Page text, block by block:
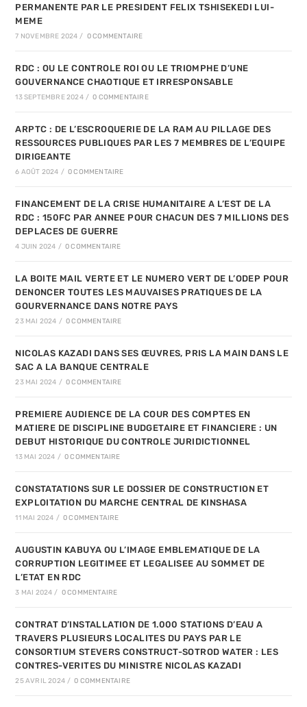
PERMANENTE PAR LE PRESIDENT FELIX TSHISEKEDI LUI-
MEME
7 NOVEMBRE 2024 / 0 COMMENTAIRE
RDC : OU LE CONTROLE ROI OU LE TRIOMPHE D’UNE
GOUVERNANCE CHAOTIQUE ET IRRESPONSABLE
13 SEPTEMBRE 2024 / 0 COMMENTAIRE
ARPTC : DE L’ESCROQUERIE DE LA RAM AU PILLAGE DES
RESSOURCES PUBLIQUES PAR LES 7 MEMBRES DE L’EQUIPE
DIRIGEANTE
6 AOÛT 2024 / 0 COMMENTAIRE
FINANCEMENT DE LA CRISE HUMANITAIRE A L’EST DE LA
RDC : 150FC PAR ANNEE POUR CHACUN DES 7 MILLIONS DES
DEPLACES DE GUERRE
4 JUIN 2024 / 0 COMMENTAIRE
LA BOITE MAIL VERTE ET LE NUMERO VERT DE L’ODEP POUR
DENONCER TOUTES LES MAUVAISES PRATIQUES DE LA
GOURVERNANCE DANS NOTRE PAYS
23 MAI 2024 / 0 COMMENTAIRE
NICOLAS KAZADI DANS SES ŒUVRES, PRIS LA MAIN DANS LE
SAC A LA BANQUE CENTRALE
23 MAI 2024 / 0 COMMENTAIRE
PREMIERE AUDIENCE DE LA COUR DES COMPTES EN
MATIERE DE DISCIPLINE BUDGETAIRE ET FINANCIERE : UN
DEBUT HISTORIQUE DU CONTROLE JURIDICTIONNEL
13 MAI 2024 / 0 COMMENTAIRE
CONSTATATIONS SUR LE DOSSIER DE CONSTRUCTION ET
EXPLOITATION DU MARCHE CENTRAL DE KINSHASA
11 MAI 2024 / 0 COMMENTAIRE
AUGUSTIN KABUYA OU L’IMAGE EMBLEMATIQUE DE LA
CORRUPTION LEGITIMEE ET LEGALISEE AU SOMMET DE
L’ETAT EN RDC
3 MAI 2024 / 0 COMMENTAIRE
CONTRAT D’INSTALLATION DE 1.000 STATIONS D’EAU A
TRAVERS PLUSIEURS LOCALITES DU PAYS PAR LE
CONSORTIUM STEVERS CONSTRUCT-SOTROD WATER : LES
CONTRES-VERITES DU MINISTRE NICOLAS KAZADI
25 AVRIL 2024 / 0 COMMENTAIRE